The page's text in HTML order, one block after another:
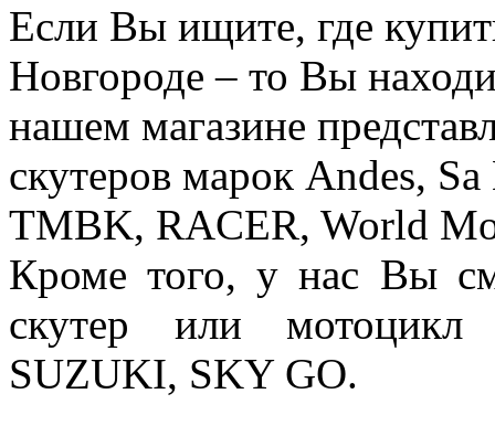
Если Вы ищите, где
Новгороде – то Вы
нашем магазине
скутеров марок Andes,
TMBK, RACER, World
Кроме того, у нас Вы
скутер или
SUZUKI, SKY GO.